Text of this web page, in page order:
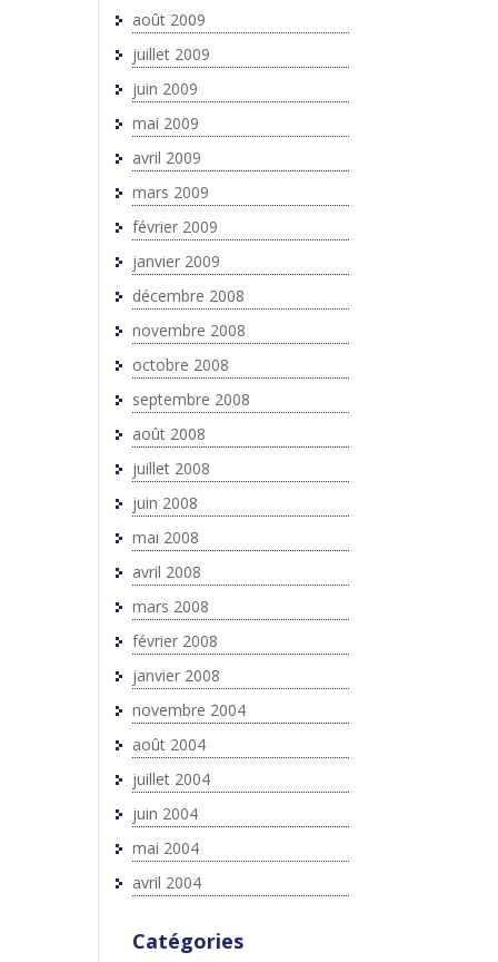
août 2009
juillet 2009
juin 2009
mai 2009
avril 2009
mars 2009
février 2009
janvier 2009
décembre 2008
novembre 2008
octobre 2008
septembre 2008
août 2008
juillet 2008
juin 2008
mai 2008
avril 2008
mars 2008
février 2008
janvier 2008
novembre 2004
août 2004
juillet 2004
juin 2004
mai 2004
avril 2004
Catégories